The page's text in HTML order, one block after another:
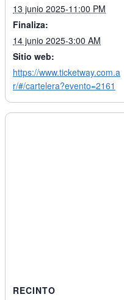
13 junio 2025-11:00 PM
Finaliza:
14 junio 2025-3:00 AM
Sitio web:
https://www.ticketway.com.a
r/#/cartelera?evento=2161
RECINTO